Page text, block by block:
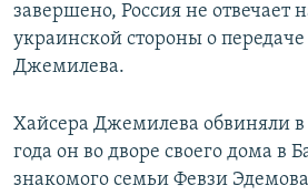
завершено, Россия не отвечает
украинской стороны о
Джемилева.
Хайсера Джемилева обвиняли в
года он во дворе своего дома в
знакомого семьи Февзи